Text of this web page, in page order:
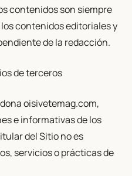
contenidos son siempre
contenidos editoriales y
de la redacción.
de terceros
oisivetemag.com,
e informativas de los
del Sitio no es
servicios o prácticas de